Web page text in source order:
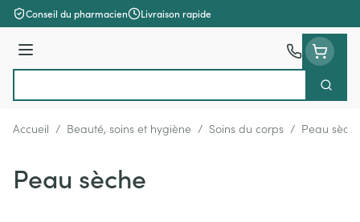
Aller au contenu
Conseil du pharmacien Livraison rapide
Menu
Accueil / Beauté, soins et hygiène / Soins du corps / Peau
Peau sèche